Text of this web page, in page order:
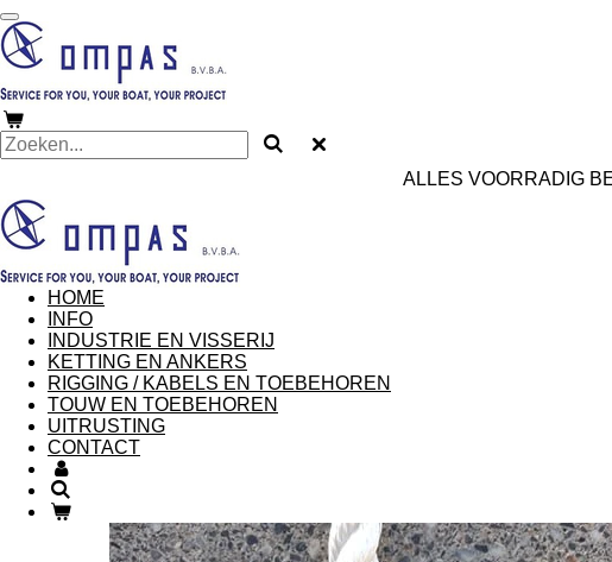
Ga
direct
naar
hoofdinhoud
ALLES VOORRADIG
HOME
INFO
INDUSTRIE EN VISSERIJ
KETTING EN ANKERS
RIGGING / KABELS EN TOEBEHOREN
TOUW EN TOEBEHOREN
UITRUSTING
CONTACT